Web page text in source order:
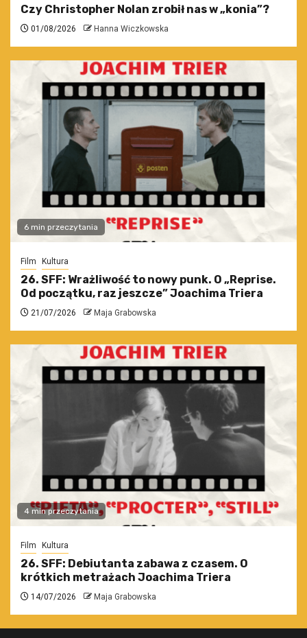
Czy Christopher Nolan zrobił nas w „konia”?
01/08/2026 Hanna Wiczkowska
6 min przeczytania
Film Kultura
26. SFF: Wrażliwość to nowy punk. O „Reprise.
Od początku, raz jeszcze” Joachima Triera
21/07/2026 Maja Grabowska
4 min przeczytania
Film Kultura
26. SFF: Debiutanta zabawa z czasem. O
krótkich metrażach Joachima Triera
14/07/2026 Maja Grabowska